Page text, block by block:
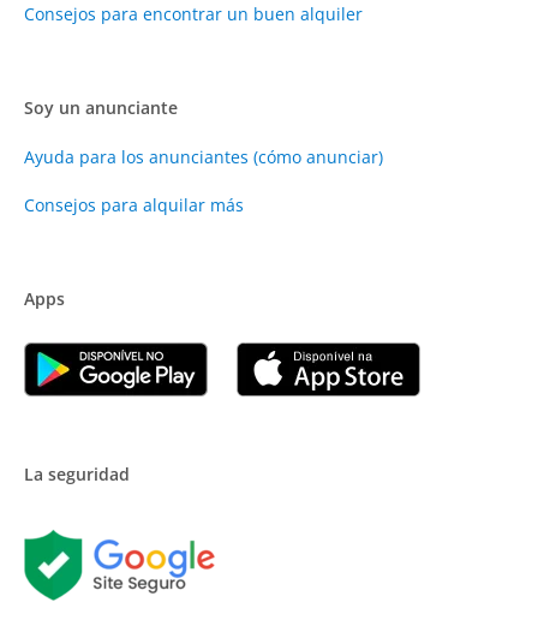
Consejos para encontrar un buen alquiler
Soy un anunciante
Ayuda para los anunciantes (cómo anunciar)
Consejos para alquilar más
Apps
La seguridad